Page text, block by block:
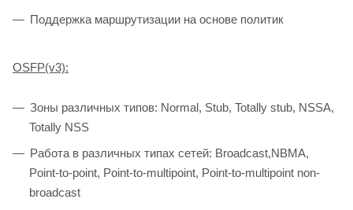
Поддержка маршрутизации на основе политик
OSFP(v3):
Зоны различных типов: Normal, Stub, Totally stub, NSSA,
Totally NSS
Работа в различных типах сетей: Broadcast,NBMA,
Point-to-point, Point-to-multipoint, Point-to-multipoint non-
broadcast